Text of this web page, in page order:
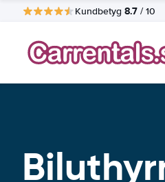
Kundbetyg 8.7 / 10